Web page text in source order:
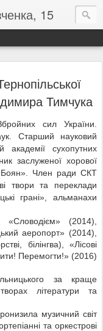
15
Тимчука
сил України.
Старший науковий
академії сухопутних
заслуженої хорової
Член ради СКТ
твори та переклади
грані», альманахи
«Словодієм» (2014),
аеропорт» (2014),
білінгва), «Лісові
Перемогти!» (2016)
за краще
літератури та
музичний світ
та оркестрові